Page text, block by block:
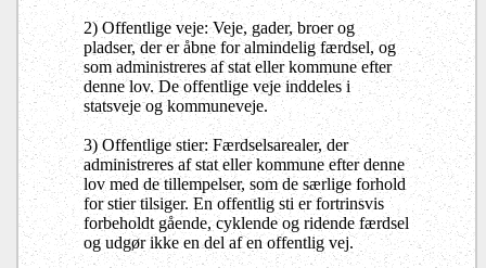
2) Offentlige veje: Veje, gader, broer og
pladser, der er åbne for almindelig færdsel, og
som administreres af stat eller kommune efter
denne lov. De offentlige veje inddeles i
statsveje og kommuneveje.
3) Offentlige stier: Færdselsarealer, der
administreres af stat eller kommune efter denne
lov med de tillempelser, som de særlige forhold
for stier tilsiger. En offentlig sti er fortrinsvis
forbeholdt gående, cyklende og ridende færdsel
og udgør ikke en del af en offentlig vej.